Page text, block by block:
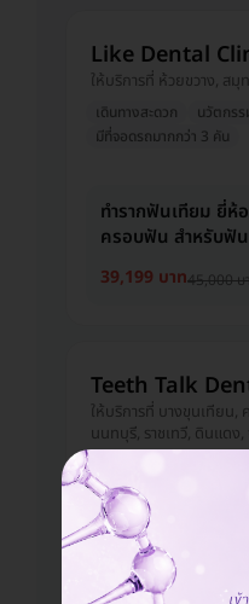
Like Dental
ให้บริการที่ ห้วยขวาง, สมุ
เดินทางสะดวก นวัตกรร
มีที่จอดรถมากกว่า 3 คัน
ทำรากฟันเทียม ยี่
ครอบฟัน สำหรับฟั
39,199 บาท45,000 บ
Teeth Talk
ให้บริการที่ บางขุนเทียน,
นนทบุรี, ราชเทวี, ดินแดง
บางแค, บางกะปิ, บางกอ
มีแพทย์ประจำคลินิก
ทำครอบฟัน วัสดุพอ
สำหรับฟัน 1 ซี่